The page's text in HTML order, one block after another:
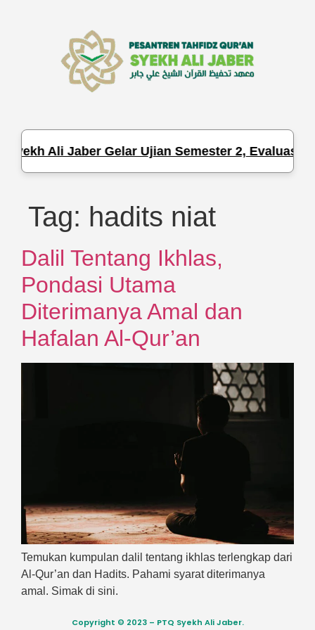
Ali Jaber Gelar Ujian Semester 2, Evaluasi
Tag: hadits niat
Dalil Tentang Ikhlas,
Pondasi Utama
Diterimanya Amal dan
Hafalan Al-Qur’an
Temukan kumpulan dalil tentang ikhlas terlengkap dari
Al-Qur’an dan Hadits. Pahami syarat diterimanya
amal. Simak di sini.
Copyright © 2023 – PTQ Syekh Ali Jaber.